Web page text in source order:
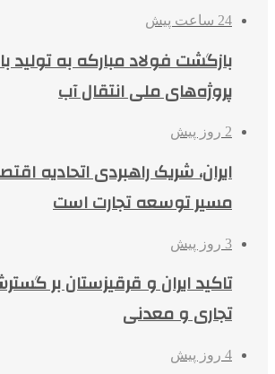
24 ساعت پیش
بازگشت فولاد مبارکه به تولید
پروژه‌های ملی انتقال آب
2 روز پیش
ایران، شریک راهبردی اتحادیه
مسیر توسعه تجارت است
3 روز پیش
تاکید ایران و قرقیزستان بر
تجاری و معدنی
4 روز پیش